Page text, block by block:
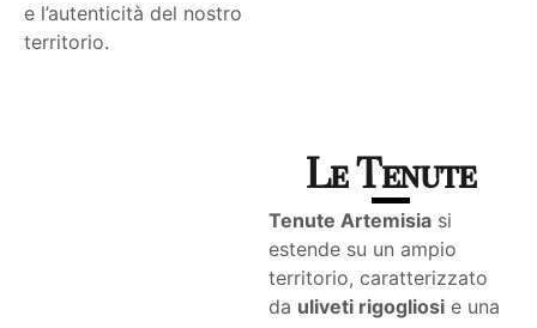
e l’autenticità del nostro
territorio.
Le Tenute
Tenute Artemisia si
estende su un ampio
territorio, caratterizzato
da uliveti rigogliosi e una